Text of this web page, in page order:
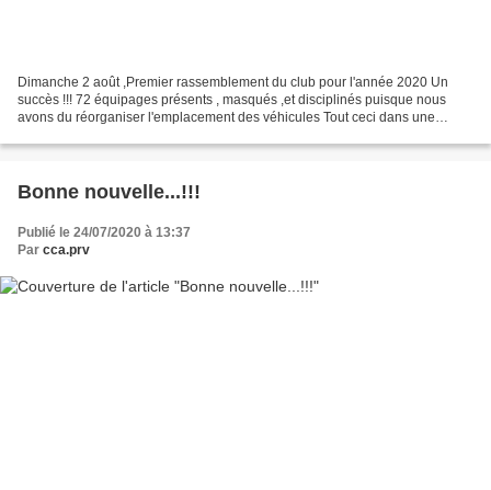
Dimanche 2 août ,Premier rassemblement du club pour l'année 2020 Un
succès !!! 72 équipages présents , masqués ,et disciplinés puisque nous
avons du réorganiser l'emplacement des véhicules Tout ceci dans une
Bonne nouvelle...!!!
Publié le 24/07/2020 à 13:37
Par cca.prv